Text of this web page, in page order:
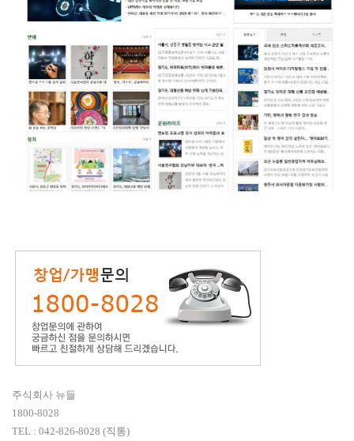
주식회사 뉴들
1800-8028
TEL : 042-826-8028 (직통)